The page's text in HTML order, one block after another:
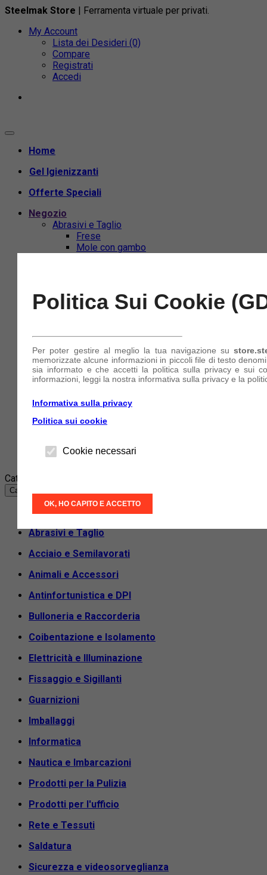
Steelmak Store | Ferramenta virtuale per privati.
My Account
Lista dei Desideri (0)
Compare
Registrati
Accedi
Home
Gel Igienizzanti
Offerte Speciali
Negozio
Abrasivi e Taglio
Frese
Mole con gambo
Antinfortunistica e DPI
Cuffie e Otoprotettori
Occhiali
Tute
Nautica e Imbarcazioni
Collari di Serraggio
Tubi e Manicotti in Silicone
Azienda
Account
Accedi
oRegistrati
Categorie
Categorie
Abbigliamento e accessori
Abrasivi e Taglio
Acciaio e Semilavorati
Animali e Accessori
Antinfortunistica e DPI
Bulloneria e Raccorderia
Coibentazione e Isolamento
Elettricità e Illuminazione
Fissaggio e Sigillanti
Guarnizioni
Imballaggi
Informatica
Nautica e Imbarcazioni
Prodotti per la Pulizia
Prodotti per l'ufficio
Rete e Tessuti
Saldatura
Sicurezza e videosorveglianza
Politica Sui Cookie
Per poter gestire al meglio la tua navigazione su
memorizzate alcune informazioni in piccoli file di testo
sia informato e che accetti la politica sulla privacy e sui
informazioni, leggi la nostra informativa sulla privacy e la
Informativa sulla privacy
Politica sui cookie
Cookie necessari
OK, HO CAPITO E ACCETTO